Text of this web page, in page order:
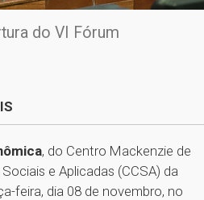
do VI Fórum
, do Centro Mackenzie de
e Aplicadas (CCSA) da
feira, dia 08 de novembro, no